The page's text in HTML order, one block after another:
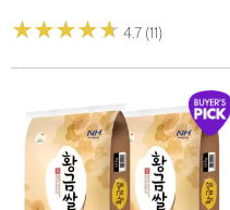
★★★★★
★★★★★ 4.7 (11)